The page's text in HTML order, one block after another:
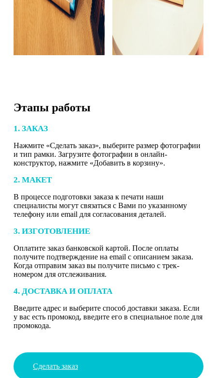
Этапы работы
1. ЗАКАЗ
Нажмите «Сделать заказ», выберите размер фотографии
и тип рамки. Загрузите фотографии в онлайн-
конструктор, нажмите «Добавить в корзину».
2. МАКЕТ
В процессе подготовки заказа к печати наши
специалисты могут связаться с Вами по указанному
телефону или email для согласования деталей.
3. ИЗГОТОВЛЕНИЕ
Оплатите заказ банковской картой. После оплаты
получите подтверждение на email с описанием заказа.
Когда отправим заказ вы получите письмо с трек-
номером для отслеживания.
4. ДОСТАВКА И ОПЛАТА
Введите адрес и выберите способ доставки заказа. Если
у вас есть промокод, введите его в специальное поле для
промокода.
Сделать заказ